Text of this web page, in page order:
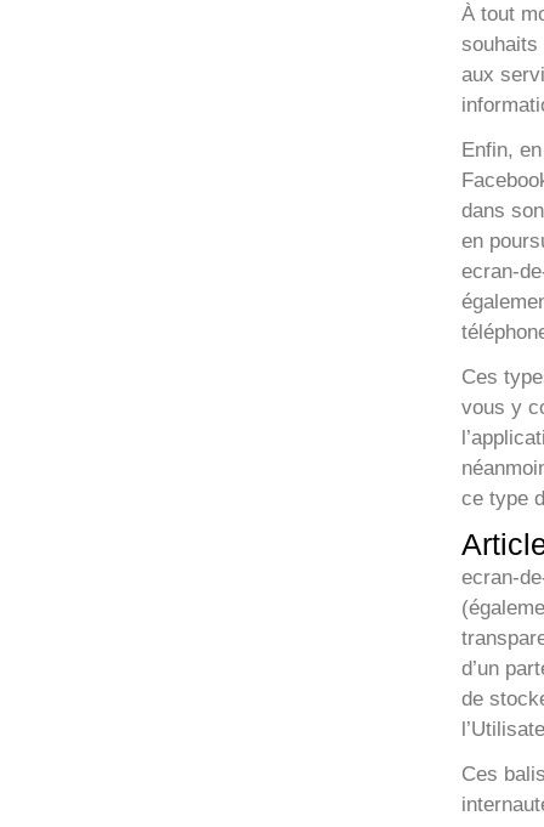
À tout
souhaits
aux
Enfin,
dans
en
ecran-
Ces
vous y
ce type
ecran-
d’un
de
Ces